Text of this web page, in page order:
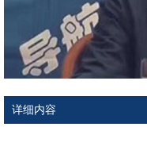
详细内容